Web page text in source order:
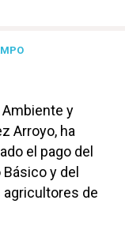
y
Arroyo, ha
el pago del
y del
agricultores de